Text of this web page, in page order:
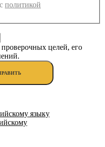
политикой
целей, его
языку